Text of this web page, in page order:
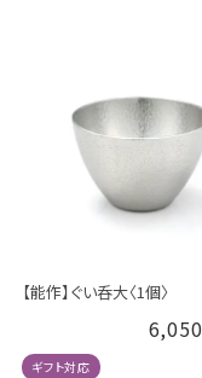
【能作】ぐい呑大〈1個〉
6,050
ギフト対応